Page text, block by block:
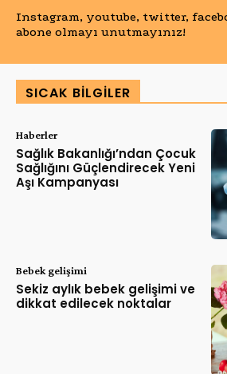
Instagram, youtube, twitter,
abone olmayı unutmayınız!
SICAK BILGILER
Haberler
Sağlık Bakanlığı’ndan Çocuk
Sağlığını Güçlendirecek Yeni
Aşı Kampanyası
Bebek gelişimi
Sekiz aylık bebek gelişimi ve
dikkat edilecek noktalar